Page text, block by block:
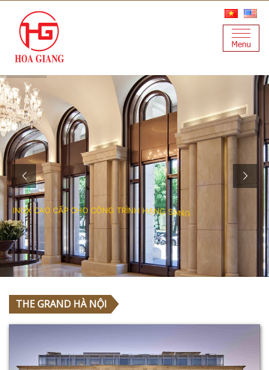
INOX CAO CẤP CHO CÔNG TRÌNH HẠNG SANG
THE GRAND HÀ NỘI